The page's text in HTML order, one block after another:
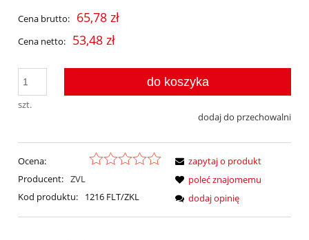
Cena brutto: 65,78 zł
Cena netto: 53,48 zł
szt.
do koszyka
dodaj do przechowalni
Ocena:
Producent: ZVL
Kod produktu:
1216 FLT/ZKL
zapytaj o produkt
poleć znajomemu
dodaj opinię